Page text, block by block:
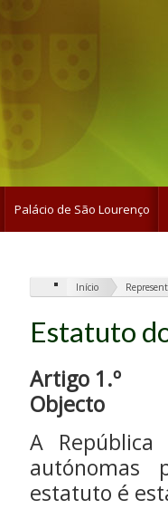
Palácio de São Lourenço
Início
Estatuto
Artigo 1.º
Objecto
A
autónomas
estatuto é